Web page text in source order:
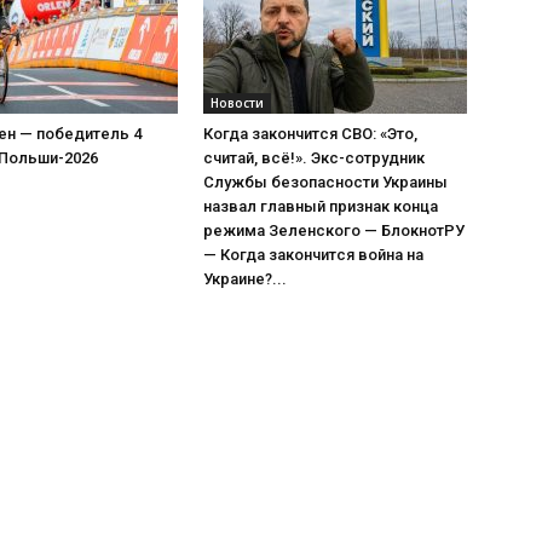
— победитель 4
2026
Новости
Когда закончится СВО: «Это,
считай, всё!». Экс-сотрудник
Службы безопасности Украины
назвал главный признак конца
режима Зеленского — БлокнотРУ
— Когда закончится война на
Украине?...